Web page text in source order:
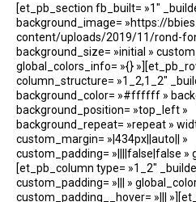
[et_pb_section fb_built= »1″
background_image= »https://
content/uploads/2019/11/rond-
background_size= »initial »
global_colors_info= »{}
column_structure= »1_2,1_2″
background_color= »#ffffff »
background_position= »top_left »
background_repeat= »repeat »
custom_margin= »|434px||auto|| »
custom_padding= »||||false|false »
[et_pb_column type= »1_2″
custom_padding= »||| »
custom_padding__hover= »|||